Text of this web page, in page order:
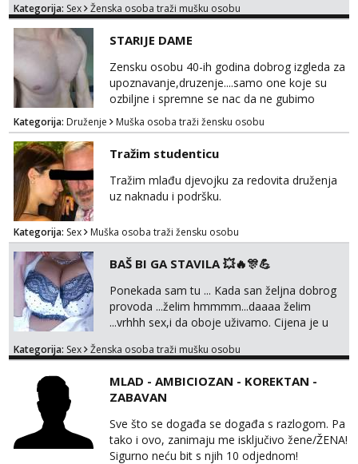
bilo kad i bilo gdje zato se javi što prije da
tamo, cekam te!
Kategorija: Sex Ženska osoba traži mušku osobu
STARIJE DAME
Zensku osobu 40-ih godina dobrog izgleda za
upoznavanje,druzenje....samo one koje su
ozbiljne i spremne se nac da ne gubimo
vrijeme!
Kategorija: Druženje Muška osoba traži žensku osobu
Tražim studenticu
Tražim mlađu djevojku za redovita druženja
uz naknadu i podršku.
Kategorija: Sex Muška osoba traži žensku osobu
BAŠ BI GA STAVILA 💥🔥🎊💪
Ponekada sam tu ... Kada san željna dobrog
provoda ...želim hmmmm...daaaa želim
...vrhhh sex,i da oboje uživamo. Cijena je u
Procjeni jesi li ti taj .?! Ja bi jednog ali
guza ... Javi se 🔥Samo na mail.
Kategorija: Sex Ženska osoba traži mušku osobu
MLAD - AMBICIOZAN - KOREKTAN -
ZABAVAN
Sve što se događa se događa s razlogom. Pa
tako i ovo, zanimaju me isključivo žene/ŽENA!
Sigurno neću bit s njih 10 odjednom!